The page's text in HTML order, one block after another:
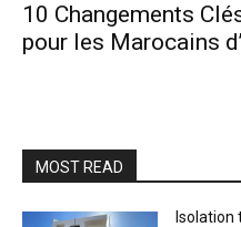
10 Changements
pour les Marocains
MOST READ
Isolation